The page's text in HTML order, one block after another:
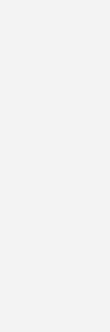
React, Redia und
(CA = 0,2 K
bzw. 15 min